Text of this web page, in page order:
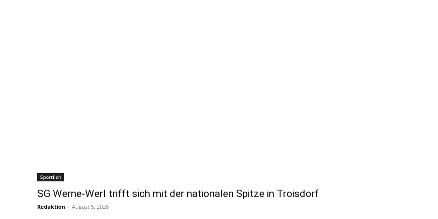
Sportlich
SG Werne-Werl trifft sich mit der nationalen Spitze in Troisdorf
Redaktion - August 5, 2026